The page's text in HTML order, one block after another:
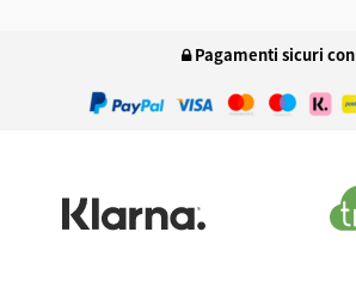
Pagamenti sicuri con